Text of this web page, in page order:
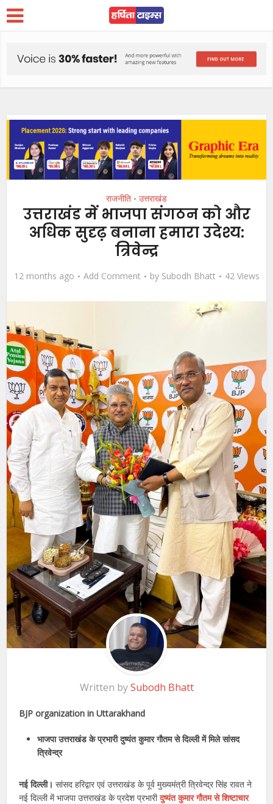
राजनीति • उत्तराखंड
उत्तराखंड में भाजपा संगठन को और
अधिक सुदृढ़ बनाना हमारा उदेश्य:
त्रिवेन्द्र
12 months ago Add Comment by Subodh Bhatt 42 Views
Written bySubodh Bhatt
BJP organization in Uttarakhand
भाजपा उत्तराखंड के प्रभारी दुष्यंत कुमार गौतम से दिल्ली में मिले सांसद
त्रिवेन्द्र
नई दिल्ली। सांसद हरिद्वार एवं उत्तराखंड के पूर्व मुख्यमंत्री त्रिवेन्द्र सिंह रावत ने
नई दिल्ली में भाजपा उत्तराखंड के प्रदेश प्रभारीदुष्यंत कुमार गौतम से शिष्टाचार